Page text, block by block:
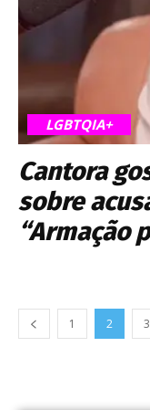
LGBTQIA+
Cantora
sobre
“Armação
1 2 3